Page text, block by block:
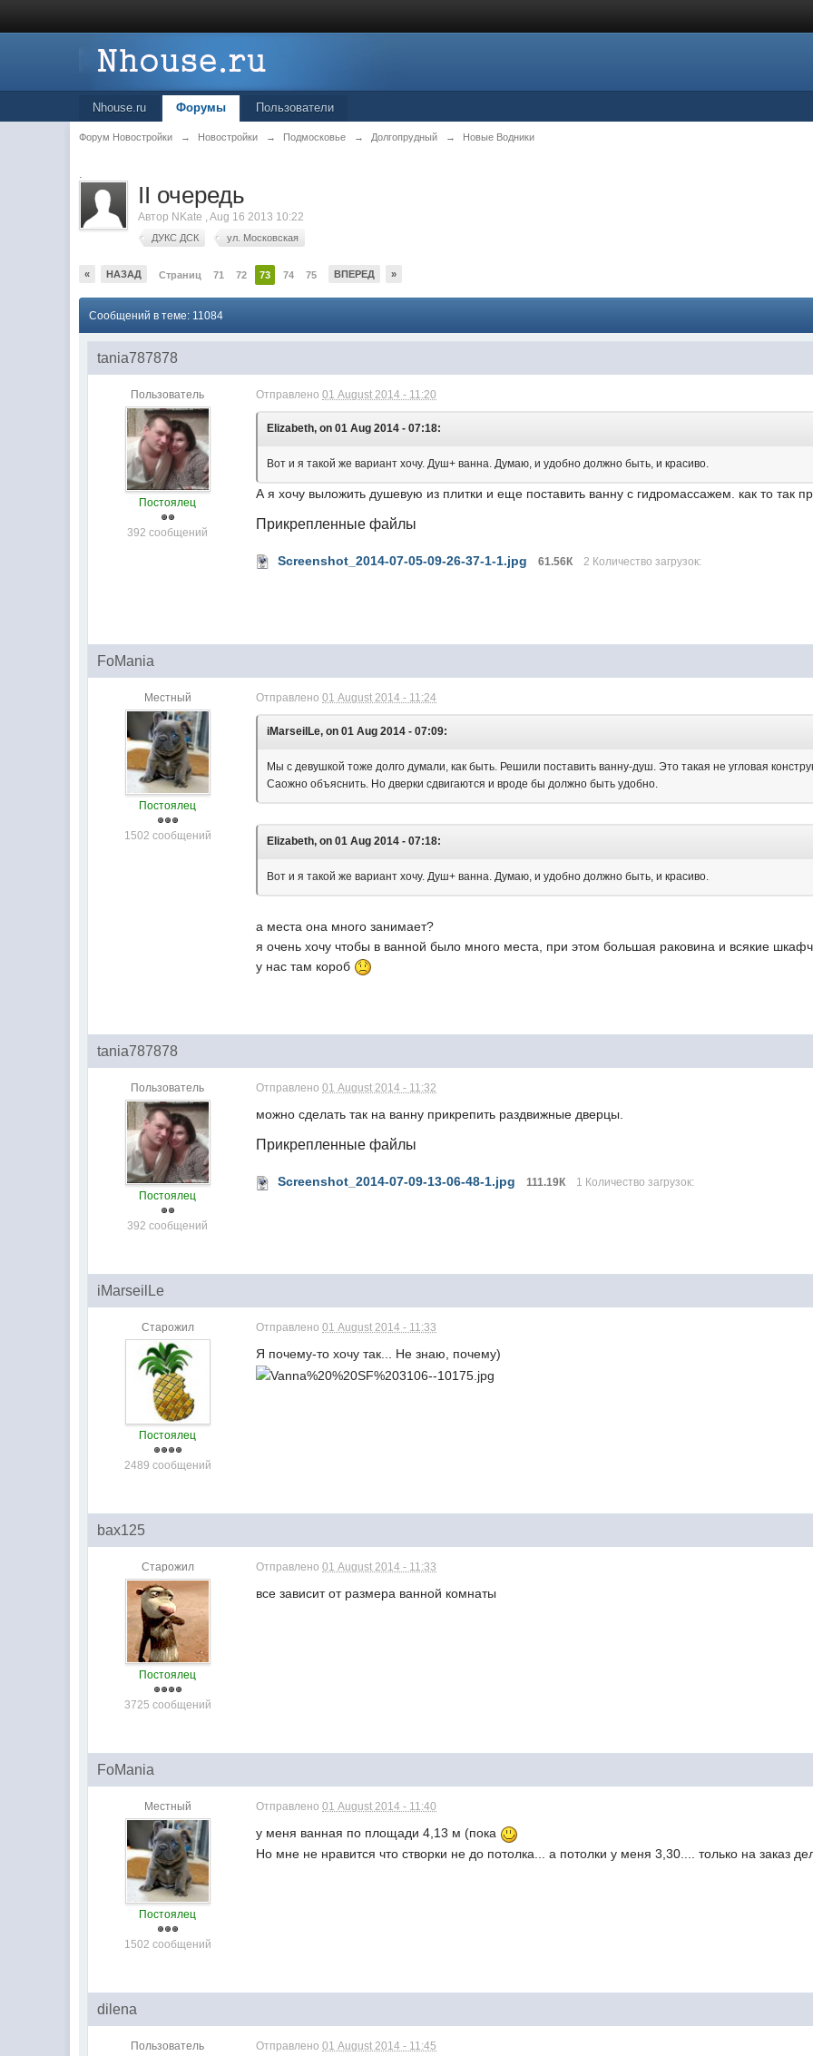
Nhouse.ru Форумы Пользователи
Форум Новостройки → Новостройки → Подмосковье → Долгопрудный → Новые Водники
.
II очередь
Автор NKate ,Aug 16 2013 10:22
ДУКС ДСК ул. Московская
« НАЗАД Страниц 71 72 73 74 75 ВПЕРЕД »
Сообщений в теме: 11084
tania787878
Пользователь
Постоялец
392 сообщений
Отправлено01 August 2014 - 11:20
Elizabeth, on 01 Aug 2014 - 07:18:
Вот и я такой же вариант хочу. Душ+ ванна. Думаю, и удобно должно быть, и красиво.
А я хочу выложить душевую из плитки и еще поставить ванну с гидромассажем. как то так
Прикрепленные файлы
Screenshot_2014-07-05-09-26-37-1-1.jpg 61.56К 2 Количество загрузок:
FoMania
Местный
Постоялец
1502 сообщений
Отправлено01 August 2014 - 11:24
iMarseilLe, on 01 Aug 2014 - 07:09:
Мы с девушкой тоже долго думали, как быть. Решили поставить ванну-душ. Это такая не угловая
Саожно объяснить. Но дверки сдвигаются и вроде бы должно быть удобно.
Elizabeth, on 01 Aug 2014 - 07:18:
Вот и я такой же вариант хочу. Душ+ ванна. Думаю, и удобно должно быть, и красиво.
а места она много занимает?
я очень хочу чтобы в ванной было много места, при этом большая раковина и всякие
у нас там короб
tania787878
Пользователь
Постоялец
392 сообщений
Отправлено01 August 2014 - 11:32
можно сделать так на ванну прикрепить раздвижные дверцы.
Прикрепленные файлы
Screenshot_2014-07-09-13-06-48-1.jpg 111.19К 1 Количество загрузок:
iMarseilLe
Старожил
Постоялец
2489 сообщений
Отправлено01 August 2014 - 11:33
Я почему-то хочу так... Не знаю, почему)
bax125
Старожил
Постоялец
3725 сообщений
Отправлено01 August 2014 - 11:33
все зависит от размера ванной комнаты
FoMania
Местный
Постоялец
1502 сообщений
Отправлено01 August 2014 - 11:40
у меня ванная по площади 4,13 м (пока
Но мне не нравится что створки не до потолка... а потолки у меня 3,30.... только на заказ
dilena
Пользователь Отправлено01 August 2014 - 11:45